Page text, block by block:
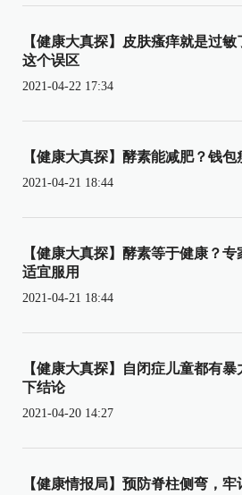
【健康大真探】皮肤瘙痒就是过
这个误区
2021-04-22 17:34
【健康大真探】酵素能减肥？钱
2021-04-21 18:44
【健康大真探】酵素等于健康？
适宜服用
2021-04-21 18:44
【健康大真探】自闭症儿童都有
下结论
2021-04-20 14:27
【健康情报局】预防脊柱侧弯，牢